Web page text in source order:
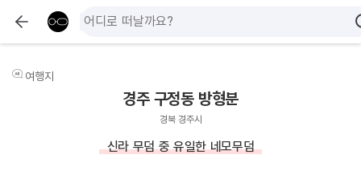
여행지
경주 구정동 방형분
경북 경주시
신라 무덤 중 유일한 네모무덤